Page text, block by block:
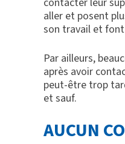
aller et posent
son travail et
Par ailleurs,
après avoir
peut-être trop
et sauf.
AUCUN